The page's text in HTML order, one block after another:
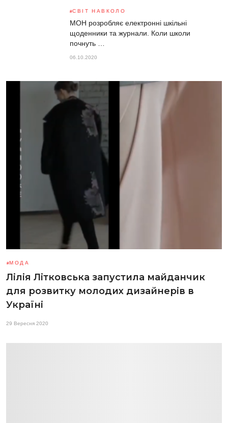
СВІТ НАВКОЛО
МОН розробляє електронні шкільні
щоденники та журнали. Коли школи
почнуть …
06.10.2020
МОДА
Лілія Літковська запустила майданчик
для розвитку молодих дизайнерів в
Україні
29 Вересня 2020